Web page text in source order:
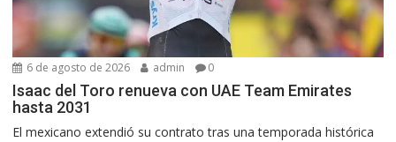
6 de agosto de 2026 admin 0
Isaac del Toro renueva con UAE Team Emirates
hasta 2031
El mexicano extendió su contrato tras una temporada histórica